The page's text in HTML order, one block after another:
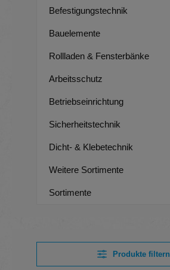
Befestigungstechnik
Bauelemente
Rollladen & Fensterbänke
Arbeitsschutz
Betriebseinrichtung
Sicherheitstechnik
Dicht- & Klebetechnik
Weitere Sortimente
Sortimente
Produkte filtern